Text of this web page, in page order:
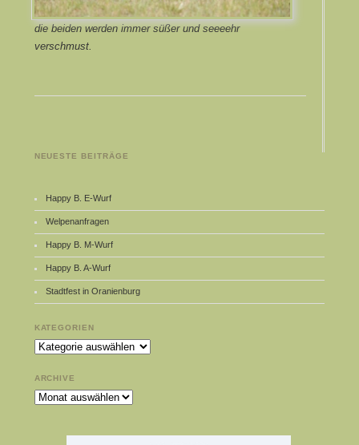
die beiden werden immer süßer und seeeehr
verschmust.
NEUESTE BEITRÄGE
Happy B. E-Wurf
Welpenanfragen
Happy B. M-Wurf
Happy B. A-Wurf
Stadtfest in Oranienburg
KATEGORIEN
Kategorien
ARCHIVE
Archive